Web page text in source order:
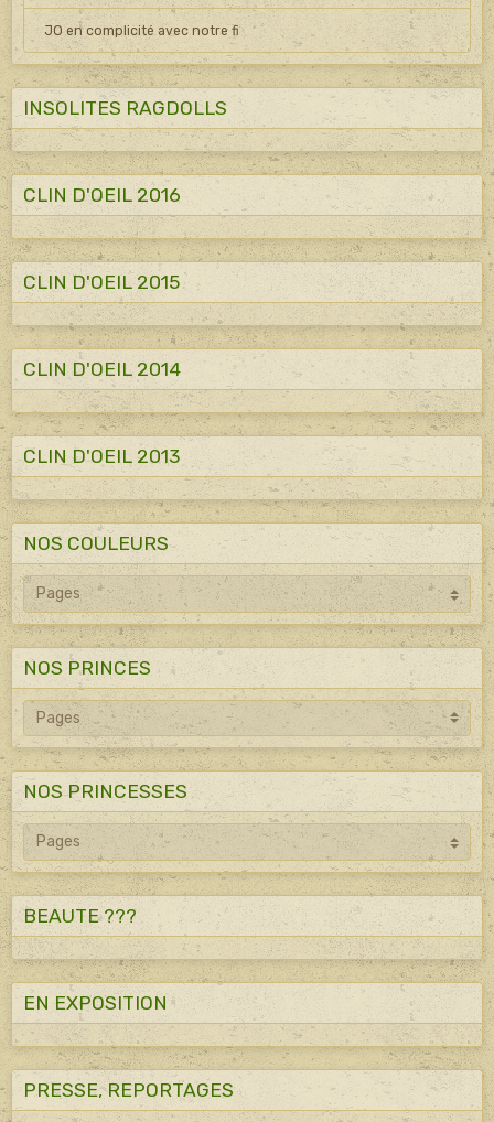
JO en complicité avec notre fi
INSOLITES RAGDOLLS
CLIN D'OEIL 2016
CLIN D'OEIL 2015
CLIN D'OEIL 2014
CLIN D'OEIL 2013
NOS COULEURS
NOS PRINCES
NOS PRINCESSES
BEAUTE ???
EN EXPOSITION
PRESSE, REPORTAGES